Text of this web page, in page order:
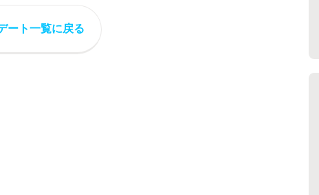
ート一覧に戻る